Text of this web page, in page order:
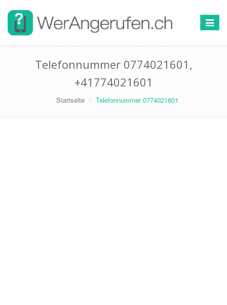
Toggle
Telefonnummer 0774021601,
+41774021601
Startseite Telefonnummer 0774021601